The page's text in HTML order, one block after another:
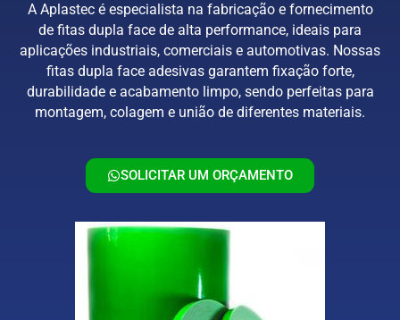
A Aplastec é especialista na fabricação e fornecimento
de fitas dupla face de alta performance, ideais para
aplicações industriais, comerciais e automotivas. Nossas
fitas dupla face adesivas garantem fixação forte,
durabilidade e acabamento limpo, sendo perfeitas para
montagem, colagem e união de diferentes materiais.
SOLICITAR UM ORÇAMENTO